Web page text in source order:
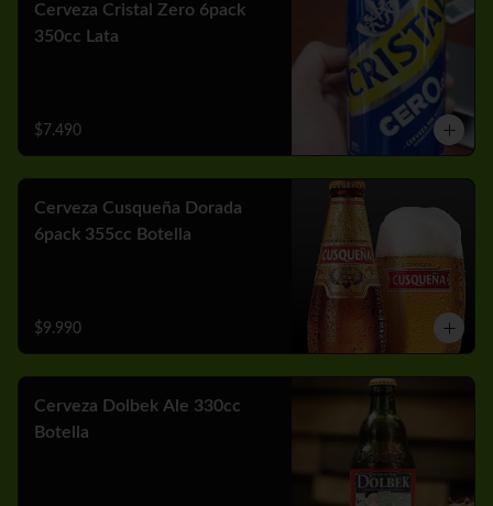
Cerveza Cristal Zero 6pack
350cc Lata
$7.490
Cerveza Cusqueña Dorada
6pack 355cc Botella
$9.990
Cerveza Dolbek Ale 330cc
Botella